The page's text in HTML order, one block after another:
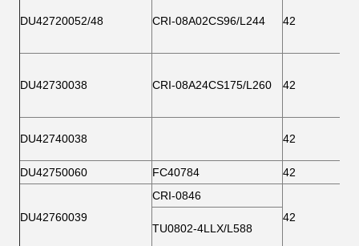
DU42720052/48 CRI-08A02CS96/L244 42
DU42730038 CRI-08A24CS175/L260 42
DU42740038 42
DU42750060 FC40784 42
DU42760039
CRI-0846
42
TU0802-4LLX/L588